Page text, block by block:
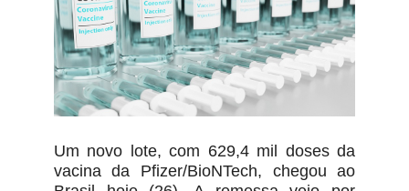
Um novo lote, com 629,4 mil doses da
vacina da Pfizer/BioNTech, chegou ao